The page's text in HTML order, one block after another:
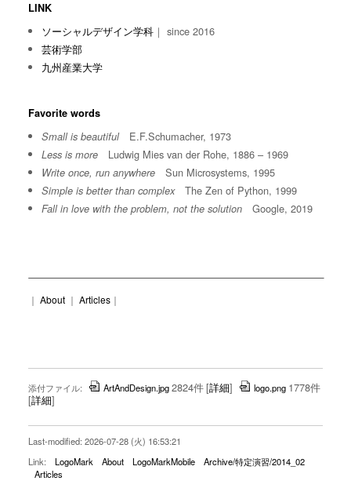
LINK
ソーシャルデザイン学科 ｜ since 2016
芸術学部
九州産業大学
Favorite words
Small is beautifulE.F.Schumacher, 1973
Less is more Ludwig Mies van der Rohe, 1886 – 1969
Write once, run anywhere Sun Microsystems, 1995
Simple is better than complexThe Zen of Python, 1999
Fall in love with the problem, not the solution Google, 2019
｜ About｜ Articles｜
添付ファイル: ArtAndDesign.jpg2824件[詳細] logo.png 1778件
[詳細]
Last-modified: 2026-07-28 (火) 16:53:21
Link:
LogoMark About LogoMarkMobile
Archive/特定演習/2014_02
Articles